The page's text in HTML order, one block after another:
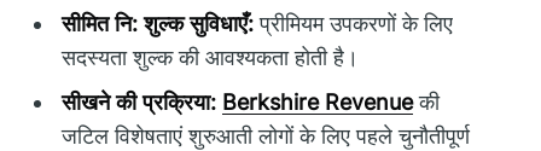
सीमित नि: शुल्क सुविधाएँ:प्रीमियम उपकरणों के लिए
सदस्यता शुल्क की आवश्यकता होती है।
सीखने की प्रक्रिया: Berkshire Revenueकी
जटिल विशेषताएं शुरुआती लोगों के लिए पहले चुनौतीपूर्ण